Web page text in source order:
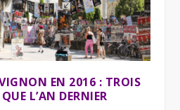
EN 2016 : TROIS
L’AN DERNIER